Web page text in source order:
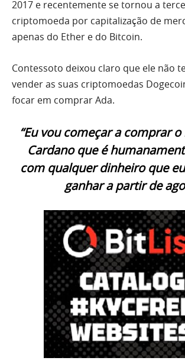
2017 e recentemente se tornou a
criptomoeda por capitalização de
apenas do Ether e do Bitcoin.
Contessoto deixou claro que ele não
vender as suas criptomoedas
focar em comprar Ada.
“Eu vou começar a comprar
Cardano que é
com qualquer dinheiro que
ganhar a partir de